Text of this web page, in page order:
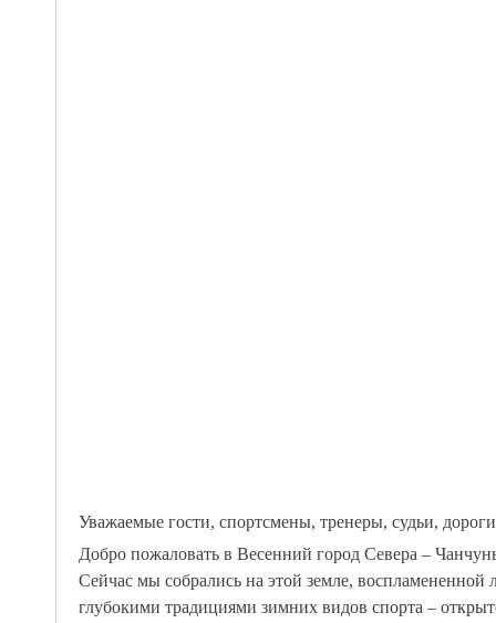
Уважаемые гости, спортсмены, тренеры, судьи,
Добро пожаловать в Весенний город Севера –
Сейчас мы собрались на этой земле, воспламененной
глубокими традициями зимних видов спорта –